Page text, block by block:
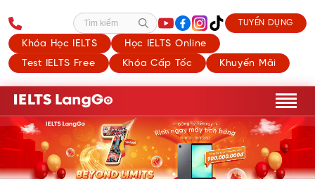
Khóa Học IELTS
Học IELTS Online
Test IELTS Free
Khóa Cấp Tốc Khuyến Mãi
Tìm kiếm TUYỂN DỤNG